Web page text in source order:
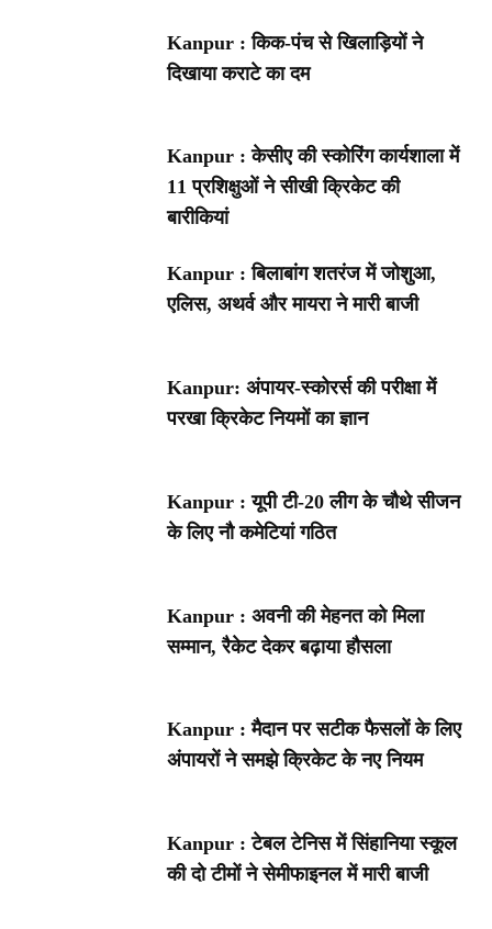
Kanpur : किक-पंच से खिलाड़ियों ने
दिखाया कराटे का दम
Kanpur : केसीए की स्कोरिंग कार्यशाला में
11 प्रशिक्षुओं ने सीखी क्रिकेट की
बारीकियां
Kanpur : बिलाबांग शतरंज में जोशुआ,
एलिस, अथर्व और मायरा ने मारी बाजी
Kanpur: अंपायर-स्कोरर्स की परीक्षा में
परखा क्रिकेट नियमों का ज्ञान
Kanpur : यूपी टी-20 लीग के चौथे सीजन
के लिए नौ कमेटियां गठित
Kanpur : अवनी की मेहनत को मिला
सम्मान, रैकेट देकर बढ़ाया हौसला
Kanpur : मैदान पर सटीक फैसलों के लिए
अंपायरों ने समझे क्रिकेट के नए नियम
Kanpur : टेबल टेनिस में सिंहानिया स्कूल
की दो टीमों ने सेमीफाइनल में मारी बाजी